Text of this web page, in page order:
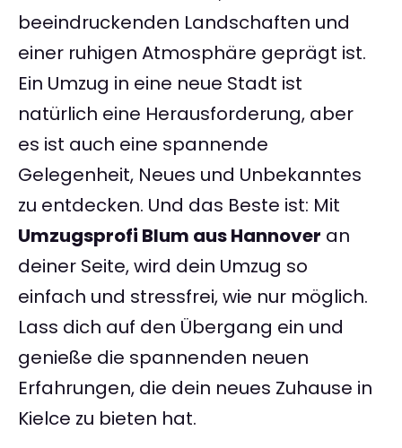
beeindruckenden Landschaften und
einer ruhigen Atmosphäre geprägt ist.
Ein Umzug in eine neue Stadt ist
natürlich eine Herausforderung, aber
es ist auch eine spannende
Gelegenheit, Neues und Unbekanntes
zu entdecken. Und das Beste ist: Mit
Umzugsprofi Blum aus Hannover an
deiner Seite, wird dein Umzug so
einfach und stressfrei, wie nur möglich.
Lass dich auf den Übergang ein und
genieße die spannenden neuen
Erfahrungen, die dein neues Zuhause in
Kielce zu bieten hat.